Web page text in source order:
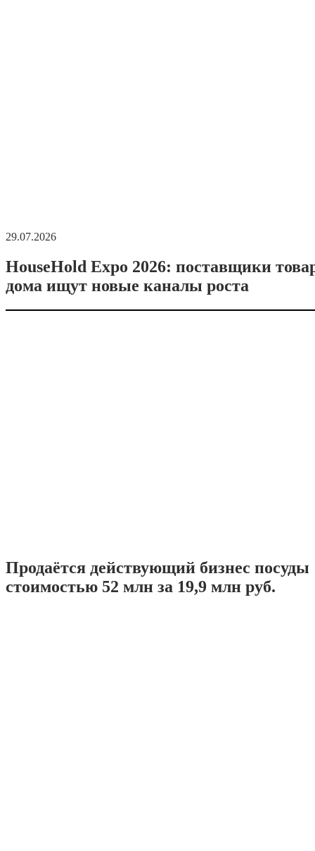
29.07.2026
HouseHold Expo 2026: поставщики
дома ищут новые каналы роста
Продаётся действующий бизнес посуды
стоимостью 52 млн за 19,9 млн руб.